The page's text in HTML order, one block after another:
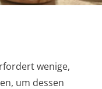
wenige,
um dessen